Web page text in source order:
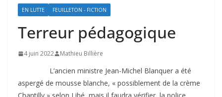
EN LUTTE FEUILLETON - FICTION
Terreur pédagogique
4 juin 2022 Mathieu Billière
L’ancien ministre Jean-Michel Blanquer a été
aspergé de mousse blanche, « possiblement de la crème